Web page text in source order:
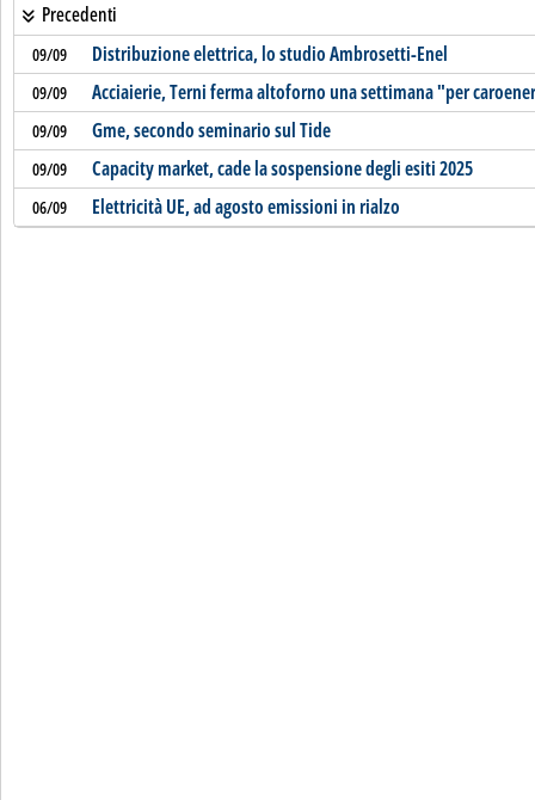
Precedenti
09/09 Distribuzione elettrica, lo studio Ambrosetti-Enel
09/09 Acciaierie, Terni ferma altoforno una settimana "per
09/09 Gme, secondo seminario sul Tide
09/09 Capacity market, cade la sospensione degli esiti 2025
06/09 Elettricità UE, ad agosto emissioni in rialzo